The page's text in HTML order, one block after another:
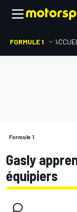
FORMULE 1
Formule 1
Gasly
équipiers